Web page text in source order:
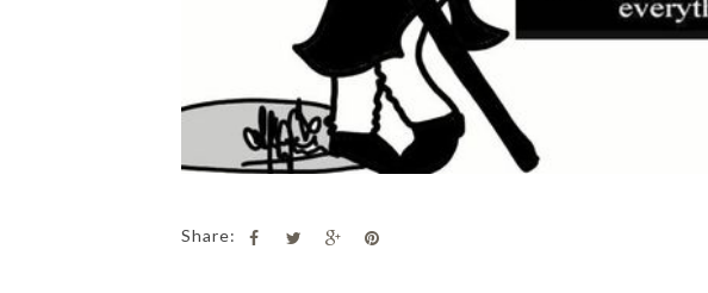
Share: